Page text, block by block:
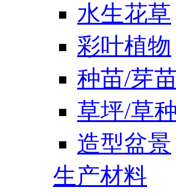
水生花草
彩叶植物
种苗/芽
草坪/草种
造型盆景
生产材料